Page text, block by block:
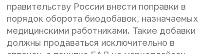
правительству России внести поправки в
порядок оборота биодобавок, назначаемых
медицинскими работниками. Такие добавки
должны продаваться исключительно в